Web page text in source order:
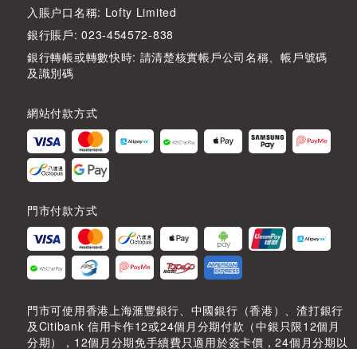
入賬户口名稱: Lofty Limited
銀行賬戶: 023-454572-838
銀行轉帳或轉數快時: 請清楚核實帳戶公司名稱、帳戶號碼
及識別碼
網站付款方式
門市付款方式
門市可使用香港上海滙豐銀行、中國銀行（香港）、渣打銀行
及Citibank 信用卡作12或24個月分期付款（中銀只限12個月
分期），12個月分期免手續費只適用於簽卡價，24個月分期以